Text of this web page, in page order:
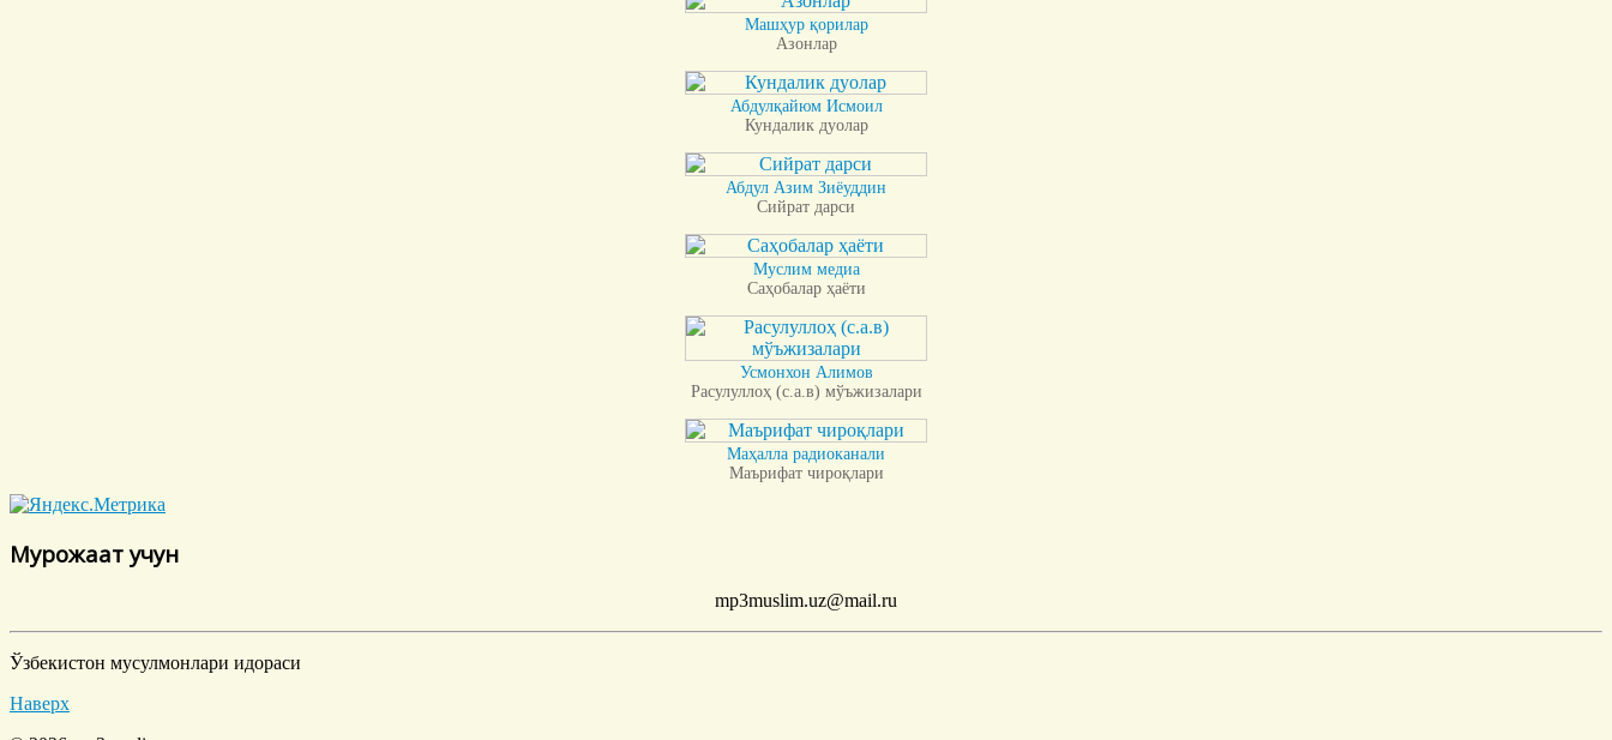
Машҳур қорилар
Азонлар
Абдулқайюм Исмоил
Кундалик дуолар
Абдул Азим Зиёуддин
Сийрат дарси
Муслим медиа
Саҳобалар ҳаёти
Усмонхон Алимов
Расулуллоҳ (с.а.в) мўъжизалари
Маҳалла радиоканали
Маърифат чироқлари
Мурожаат учун
mp3muslim.uz@mail.ru
Ўзбекистон мусулмонлари идораси
Наверх